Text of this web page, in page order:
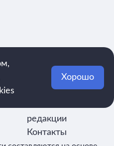
Реклама
редакции
Контакты
Хорошо